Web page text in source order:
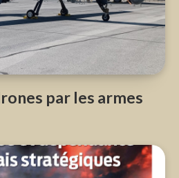
par les armes